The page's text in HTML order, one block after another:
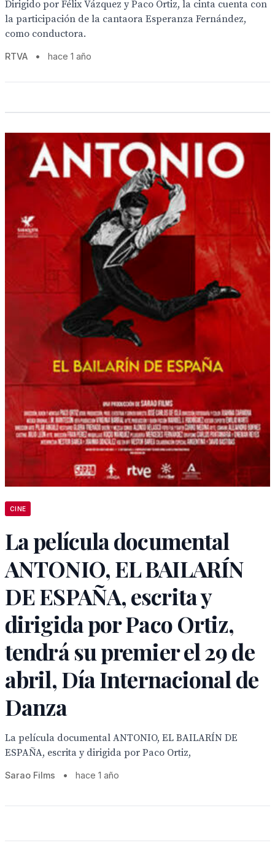
Dirigido por Félix Vázquez y Paco Ortiz, la cinta cuenta con
la participación de la cantaora Esperanza Fernández,
como conductora.
RTVA • hace 1 año
CINE
La película documental
ANTONIO, EL BAILARÍN
DE ESPAÑA, escrita y
dirigida por Paco Ortiz,
tendrá su premier el 29 de
abril, Día Internacional de
Danza
La película documental ANTONIO, EL BAILARÍN DE
ESPAÑA, escrita y dirigida por Paco Ortiz,
Sarao Films • hace 1 año